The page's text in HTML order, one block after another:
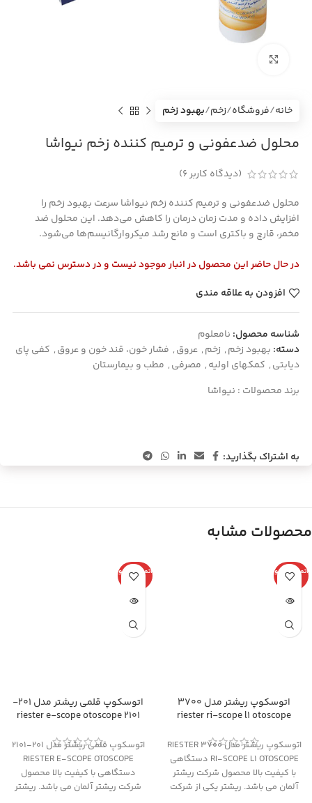
خانه فروشگاه زخم بهبود زخم
محلول ضدعفونی و ترمیم کننده زخم نیواشا
(دیدگاه کاربر6
)
محلول ضدعفونی و ترمیم کننده زخم نیواشا سرعت بهبود زخم را
افزایش داده و مدت زمان درمان را کاهش می‌دهد. این محلول ضد
مخمر، قارچ و باکتری است و مانع رشد میکروارگانیسم‌ها می‌شود.
در حال حاضر این محصول در انبار موجود نیست و در دسترس نمی باشد.
افزودن به علاقه مندی
شناسه محصول: نامعلوم
دسته: بهبود زخم, زخم, عروق, فشار خون، قند خون و عروق, کفی پای
دیابتی, کمکهای اولیه, مصرفی, مطب و بیمارستان
برند محصولات : نیواشا
به اشتراک بگذارید:
محصولات مشابه
اتمام موجو
دی
اتوسکوپ ریشتر مدل 3700
riester ri-scope l1 otoscope
اتوسکوپ ریشتر مدل 3700 RIESTER
RI-SCOPE L1 OTOSCOPE دستگاهی
با کیفیت بالا محصول شرکت ریشتر
آلمان می باشد. ریشتر یکی از شرکت
اتمام موجو
دی
اتوسکوپ قلمی ریشتر مدل 201-
2101 riester e-scope otoscope
اتوسکوپ قلمی ریشتر مدل 201-2101
RIESTER E-SCOPE OTOSCOPE
دستگاهی با کیفیت بالا محصول
شرکت ریشتر آلمان می باشد. ریشتر